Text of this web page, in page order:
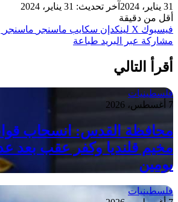
31 يناير، 2024
آخر تحديث: 31 يناير، 2024
أقل من دقيقة
فيسبوك ‫X لينكدإن سكايب ماسنجر ماسنجر
مشاركة عبر البريد طباعة
أقرأ التالي
فلسطينيات
7 أغسطس، 2026
محافظة القدس: انسحاب
مخيم قلنديا وكفر عقب بعد
يومين
فلسطينيات